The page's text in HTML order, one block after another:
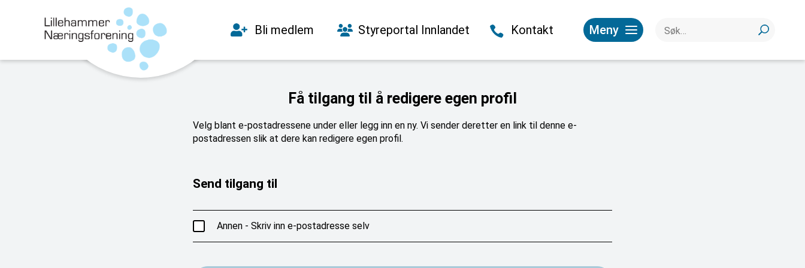
Meny
Bli medlem Styreportal Innlandet Kontakt
Få tilgang til å redigere egen profil
Velg blant e-postadressene under eller legg inn en ny. Vi sender deretter en link til denne e-
postadressen slik at dere kan redigere egen profil.
Send tilgang til
Annen - Skriv inn e-postadresse selv